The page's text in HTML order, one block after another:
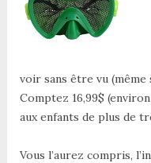
voir sans être vu (même
Comptez 16,99$
aux enfants de plus de
Vous l’aurez compris,